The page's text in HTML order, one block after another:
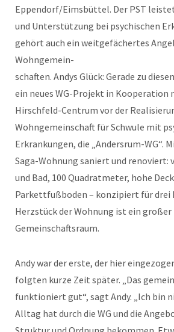
Eppendorf/Eimsbüttel. Der PST
und Unterstützung bei psychischen
gehört auch ein weitgefächertes
Wohngemein-
schaften. Andys Glück: Gerade zu
ein neues WG-Projekt in Kooperation
Hirschfeld-Centrum vor der
Wohngemeinschaft für Schwule mit
Erkrankungen, die „Andersrum-WG“.
Saga-Wohnung saniert und renoviert:
und Bad, 100 Quadratmeter, hohe
Parkettfußboden – konzipiert für drei
Herzstück der Wohnung ist ein großer
Gemeinschaftsraum.
Andy war der erste, der hier
folgten kurze Zeit später. „Das
funktioniert gut“, sagt Andy. „Ich bin
Alltag hat durch die WG und die